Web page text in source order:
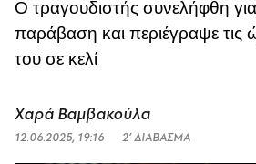
Ο τραγουδιστής συνελήφθη
παράβαση και περιέγραψε τις
του σε κελί
Χαρά Βαμβακούλα
12.06.2025, 19:16 2’ ΔΙΑΒΑΣΜΑ